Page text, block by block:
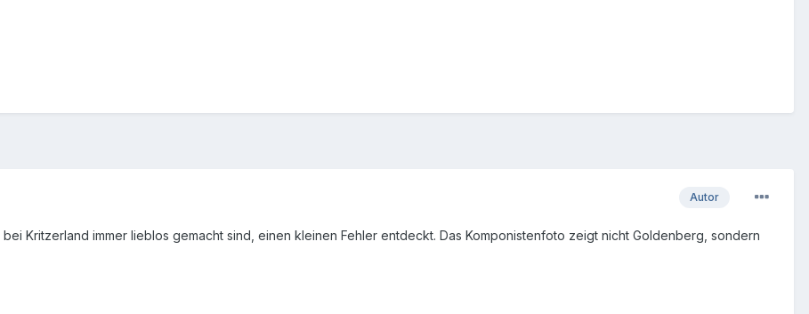
Autor
Kritzerland immer lieblos gemacht sind, einen kleinen Fehler entdeckt. Das Komponistenfoto zeigt nicht Goldenberg, sondern